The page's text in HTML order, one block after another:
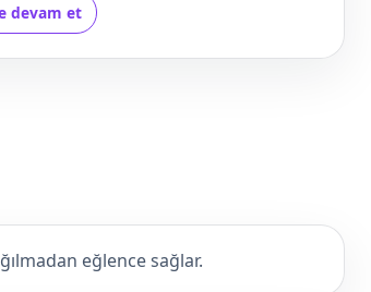
devam et
eğlence sağlar.